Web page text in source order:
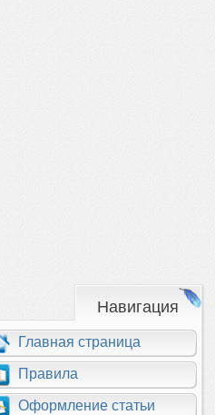
Навигация
Главная страница
Правила
Оформление статьи